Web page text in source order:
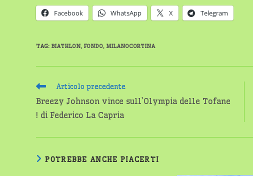
Facebook WhatsApp X Telegram
TAG: BIATHLON, FONDO, MILANOCORTINA
Leggi
articoli
Articolo precedente
Breezy Johnson vince sull’Olympia delle Tofane
! di Federico La Capria
POTREBBE ANCHE PIACERTI